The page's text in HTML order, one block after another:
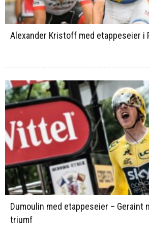
Alexander Kristoff med etappeseier i
Dumoulin med etappeseier – Geraint
triumf